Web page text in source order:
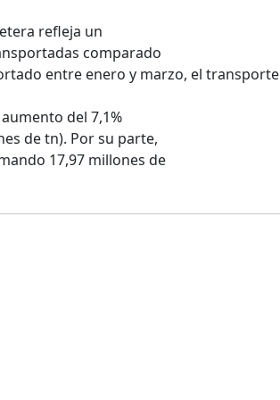
refleja un
comparado
entre enero y marzo, el transporte
del 7,1%
de tn). Por su parte,
17,97 millones de